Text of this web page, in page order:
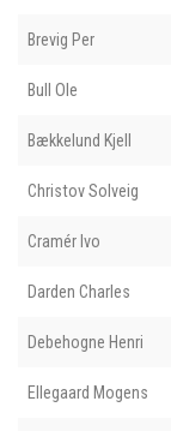
Brevig Per
Bull Ole
Bækkelund Kjell
Christov Solveig
Cramér Ivo
Darden Charles
Debehogne Henri
Ellegaard Mogens